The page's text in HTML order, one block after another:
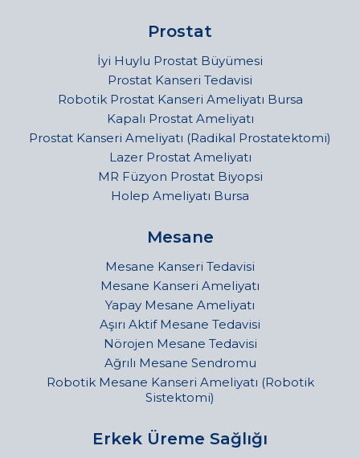
Prostat
İyi Huylu Prostat Büyümesi
Prostat Kanseri Tedavisi
Robotik Prostat Kanseri Ameliyatı Bursa
Kapalı Prostat Ameliyatı
Prostat Kanseri Ameliyatı (Radikal Prostatektomi)
Lazer Prostat Ameliyatı
MR Füzyon Prostat Biyopsi
Holep Ameliyatı Bursa
Mesane
Mesane Kanseri Tedavisi
Mesane Kanseri Ameliyatı
Yapay Mesane Ameliyatı
Aşırı Aktif Mesane Tedavisi
Nörojen Mesane Tedavisi
Ağrılı Mesane Sendromu
Robotik Mesane Kanseri Ameliyatı (Robotik
Sistektomi)
Erkek Üreme Sağlığı